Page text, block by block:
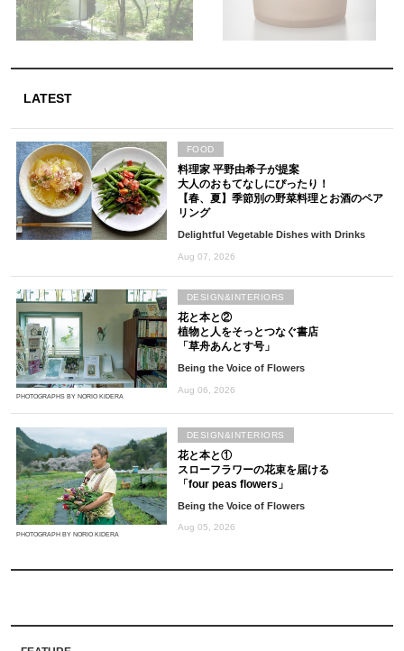
LATEST
料理家 平野由希子が提案
大人のおもてなしにぴったり！
【春、夏】季節別の野菜料理とお酒のペア
リング
Delightful Vegetable Dishes with Drinks
Aug 07, 2026
FOOD
PHOTOGRAPHS BY NORIO KIDERA
花と本と②
植物と人をそっとつなぐ書店
「草舟あんとす号」
Being the Voice of Flowers
Aug 06, 2026
DESIGN&INTERIORS
PHOTOGRAPH BY NORIO KIDERA
花と本と①
スローフラワーの花束を届ける
「four peas flowers」
Being the Voice of Flowers
Aug 05, 2026
DESIGN&INTERIORS